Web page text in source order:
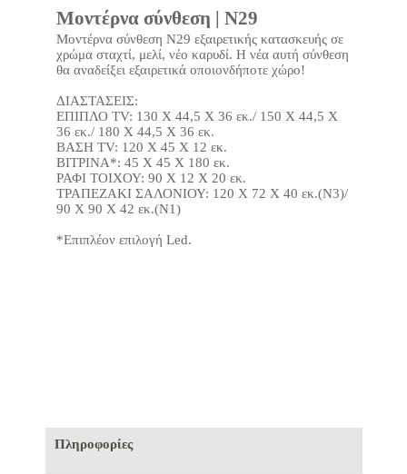
Μοντέρνα σύνθεση | N29
Μοντέρνα σύνθεση Ν29 εξαιρετικής κατασκευής σε
χρώμα σταχτί, μελί, νέο καρυδί. Η νέα αυτή σύνθεση
θα αναδείξει εξαιρετικά οποιονδήποτε χώρο!
ΔΙΑΣΤΑΣΕΙΣ:
ΕΠΙΠΛΟ TV: 130 Χ 44,5 Χ 36 εκ./ 150 Χ 44,5 Χ
36 εκ./ 180 Χ 44,5 Χ 36 εκ.
ΒΑΣΗ ΤV: 120 Χ 45 Χ 12 εκ.
ΒΙΤΡΙΝΑ*: 45 Χ 45 Χ 180 εκ.
ΡΑΦΙ ΤΟΙΧΟΥ: 90 Χ 12 Χ 20 εκ.
ΤΡΑΠΕΖΑΚΙ ΣΑΛΟΝΙΟΥ: 120 Χ 72 Χ 40 εκ.(Ν3)/
90 Χ 90 Χ 42 εκ.(Ν1)
*Επιπλέον επιλογή Led.
Πληροφορίες